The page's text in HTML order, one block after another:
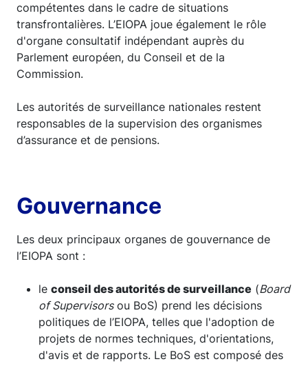
compétentes dans le cadre de situations
transfrontalières. L’EIOPA joue également le rôle
d'organe consultatif indépendant auprès du
Parlement européen, du Conseil et de la
Commission.
Les autorités de surveillance nationales restent
responsables de la supervision des organismes
d’assurance et de pensions.
Gouvernance
Les deux principaux organes de gouvernance de
l’EIOPA sont :
le conseil des autorités de surveillance (Board
of Supervisorsou BoS) prend les décisions
politiques de l’EIOPA, telles que l'adoption de
projets de normes techniques, d'orientations,
d'avis et de rapports. Le BoS est composé des